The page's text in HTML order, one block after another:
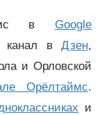
в Google
канал вДзен,
и Орловской
Орёлтаймс.
и